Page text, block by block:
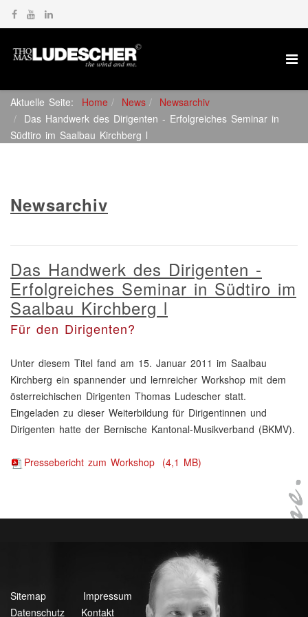
Aktuelle Seite: Home News
Newsarchiv
Das Handwerk des Dirigenten - Erfolgreiches Seminar in
Südtiro im Saalbau Kirchberg l
Newsarchiv
Das Handwerk des Dirigenten -
Erfolgreiches Seminar in Südtiro im
Saalbau Kirchberg l
Für den Dirigenten?
Unter diesem Titel fand am 15. Januar 2011 im Saalbau
Kirchberg ein spannender und lernreicher Workshop mit dem
österreichischen Dirigenten Thomas Ludescher statt.
Eingeladen zu dieser Weiterbildung für Dirigentinnen und
Dirigenten hatte der Bernische Kantonal-Musikverband (BKMV).
Pressebericht zum Workshop (4,1 MB)
Sitemap
Impressum
Datenschutz
Kontakt